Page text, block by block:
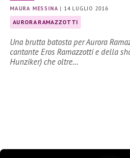
MAURA MESSINA | 14 LUGLIO 2016
AURORA RAMAZZOTTI
Una brutta batosta per Aurora
cantante Eros Ramazzotti e della
Hunziker) che oltre…